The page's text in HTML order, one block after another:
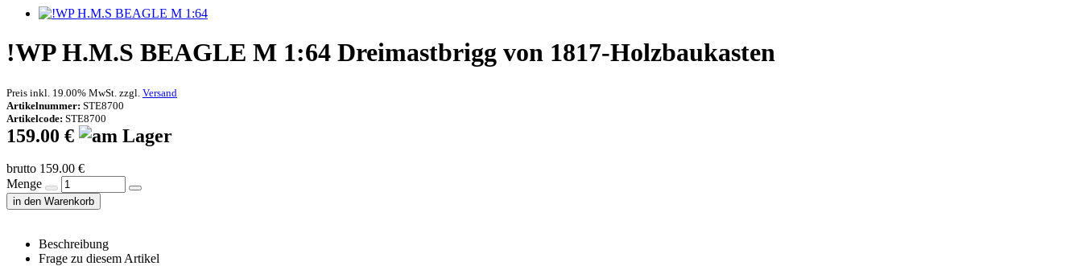
!WP H.M.S BEAGLE M 1:64 Dreimastbrigg von 1817-Holzbaukasten
Preis inkl. 19.00% MwSt. zzgl. Versand
Artikelnummer: STE8700
Artikelcode: STE8700
159.00 €
brutto 159.00 €
Menge
in den Warenkorb
Beschreibung
Frage zu diesem Artikel